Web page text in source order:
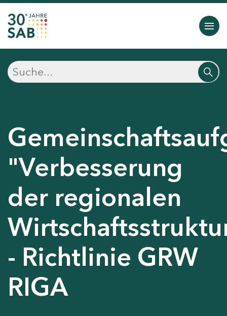
"Verbesserung
der regionalen
- Richtlinie GRW
RIGA